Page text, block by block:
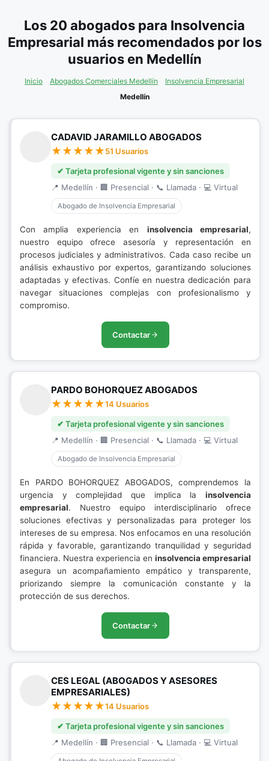
Los 20 abogados para Insolvencia
Empresarial más recomendados por los
usuarios en Medellín
Inicio Abogados Comerciales Medellín
Insolvencia Empresarial
Medellín
CADAVID JARAMILLO ABOGADOS
51 Usuarios
✔ Tarjeta profesional vigente y sin sanciones
📍 Medellín · 🏢 Presencial · 📞 Llamada · 💻 Virtual
Abogado de Insolvencia Empresarial
Con amplia experiencia en insolvencia empresarial,
nuestro equipo ofrece asesoría y representación en
procesos judiciales y administrativos. Cada caso recibe un
análisis exhaustivo por expertos, garantizando soluciones
adaptadas y efectivas. Confíe en nuestra dedicación para
navegar situaciones complejas con profesionalismo y
compromiso.
Contactar
PARDO BOHORQUEZ ABOGADOS
14 Usuarios
✔ Tarjeta profesional vigente y sin sanciones
📍 Medellín · 🏢 Presencial · 📞 Llamada · 💻 Virtual
Abogado de Insolvencia Empresarial
En PARDO BOHORQUEZ ABOGADOS, comprendemos la
urgencia y complejidad que implica la insolvencia
empresarial. Nuestro equipo interdisciplinario ofrece
soluciones efectivas y personalizadas para proteger los
intereses de su empresa. Nos enfocamos en una resolución
rápida y favorable, garantizando tranquilidad y seguridad
financiera. Nuestra experiencia en insolvencia empresarial
asegura un acompañamiento empático y transparente,
priorizando siempre la comunicación constante y la
protección de sus derechos.
Contactar
CES LEGAL (ABOGADOS Y ASESORES
EMPRESARIALES)
14 Usuarios
✔ Tarjeta profesional vigente y sin sanciones
📍 Medellín · 🏢 Presencial · 📞 Llamada · 💻 Virtual